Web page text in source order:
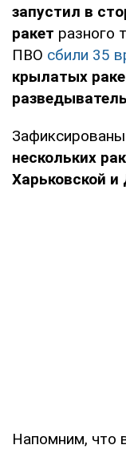
запустил в
ракет разного
ПВО сбили 35
крылатых
Зафиксированы
нескольких
Харьковской и
Напомним, что